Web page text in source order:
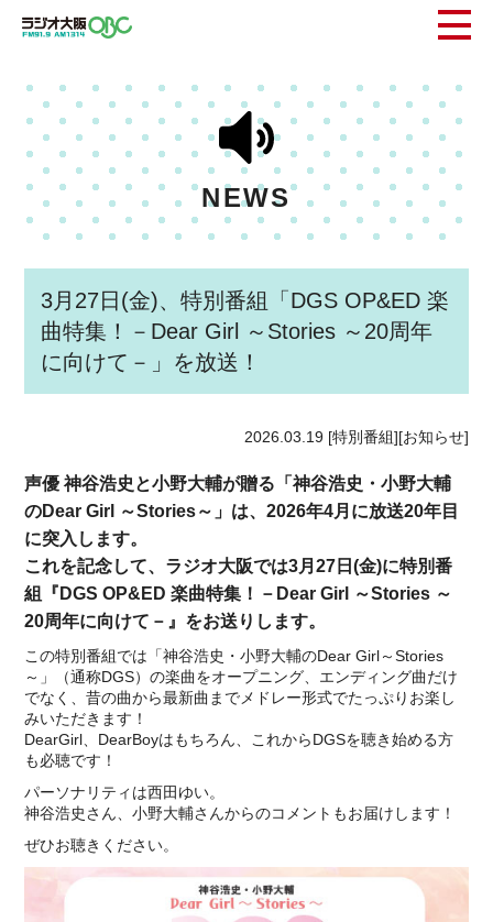
NEWS
3月27日(金)、特別番組「DGS OP&ED 楽
曲特集！－Dear Girl ～Stories ～20周年
に向けて－」を放送！
2026.03.19[特別番組][お知らせ]
声優 神谷浩史と小野大輔が贈る「神谷浩史・小野大輔
のDear Girl ～Stories～」は、2026年4月に放送20年目
に突入します。
これを記念して、ラジオ大阪では3月27日(金)に特別番
組
『DGS OP&ED 楽曲特集！－Dear Girl ～Stories ～
20周年に向けて－』 をお送りします。
この特別番組では「神谷浩史・小野大輔のDear Girl～Stories
～」（通称DGS）の楽曲をオープニング、エンディング曲だけ
でなく、昔の曲から最新曲までメドレー形式でたっぷりお楽し
みいただきます！
DearGirl、DearBoyはもちろん、これからDGSを聴き始める方
も必聴です！
パーソナリティは西田ゆい。
神谷浩史さん、小野大輔さんからのコメントもお届けします！
ぜひお聴きください。